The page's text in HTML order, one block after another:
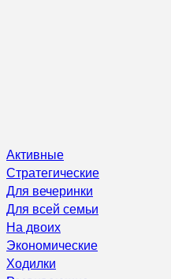
Активные
Стратегические
Для вечеринки
Для всей семьи
На двоих
Экономические
Ходилки